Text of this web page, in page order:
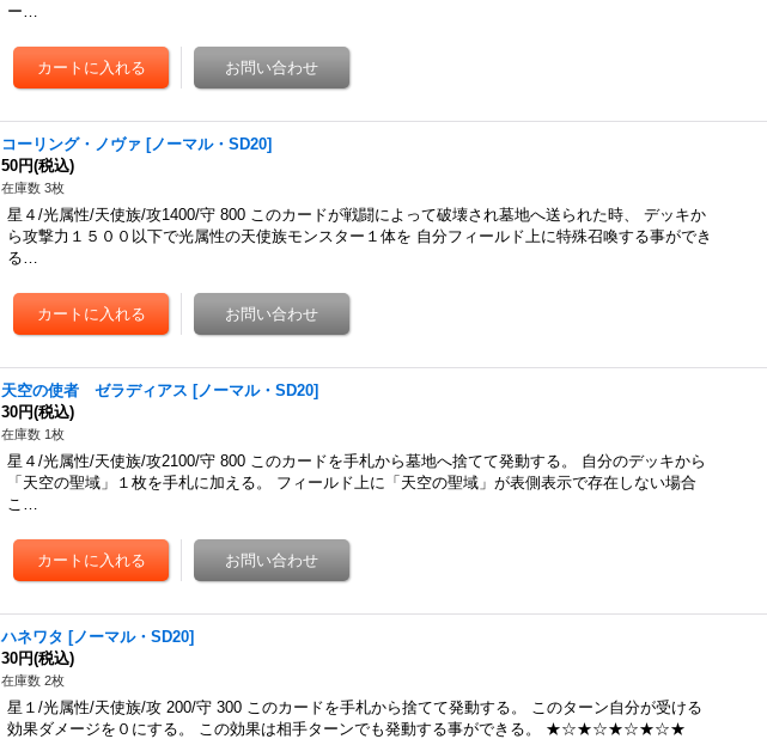
ー…
コーリング・ノヴァ [ノーマル・SD20]
50円(税込)
在庫数 3枚
星４/光属性/天使族/攻1400/守 800 このカードが戦闘によって破壊され墓地へ送られた時、 デッキか
ら攻撃力１５００以下で光属性の天使族モンスター１体を 自分フィールド上に特殊召喚する事ができ
る…
天空の使者 ゼラディアス [ノーマル・SD20]
30円(税込)
在庫数 1枚
星４/光属性/天使族/攻2100/守 800 このカードを手札から墓地へ捨てて発動する。 自分のデッキから
「天空の聖域」１枚を手札に加える。 フィールド上に「天空の聖域」が表側表示で存在しない場合
こ…
ハネワタ [ノーマル・SD20]
30円(税込)
在庫数 2枚
星１/光属性/天使族/攻 200/守 300 このカードを手札から捨てて発動する。 このターン自分が受ける
効果ダメージを０にする。 この効果は相手ターンでも発動する事ができる。 ★☆★☆★☆★☆★